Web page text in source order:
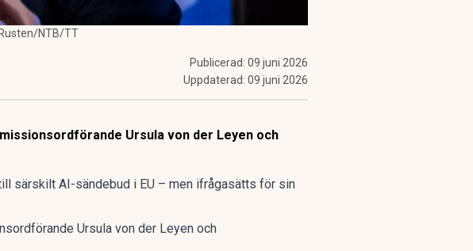
NTB/TT
Publicerad: 09 juni 2026
Uppdaterad: 09 juni 2026
Ursula von der Leyen och
särskilt AI-sändebud i EU – men ifrågasätts för sin
Ursula von der Leyen och